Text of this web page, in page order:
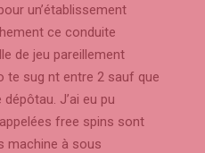
un’établissement
ce conduite
de jeu pareillement
te sug nt entre 2 sauf que
J’ai eu pu
free spins sont
machine à sous